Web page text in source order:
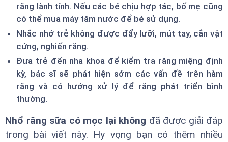
răng lành tính. Nếu các bé chịu hợp tác, bố mẹ cũng
có thể mua máy tăm nước để bé sử dụng.
Nhắc nhớ trẻ không được đẩy lưỡi, mút tay, cắn vật
cứng, nghiến răng.
Đưa trẻ đến nha khoa để kiểm tra răng miệng định
kỳ, bác sĩ sẽ phát hiện sớm các vấn đề trên hàm
răng và có hướng xử lý để răng phát triển bình
thường.
Nhổ răng sữa có mọc lại không đã được giải đáp
trong bài viết này. Hy vọng bạn có thêm nhiều